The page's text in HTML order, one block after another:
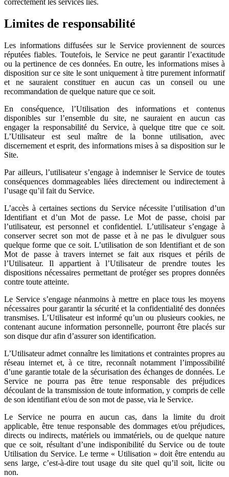
Limites de responsabilité
Les informations diffusées sur le Service proviennent de sources
réputées fiables. Toutefois, le Service ne peut garantir l’exactitude
ou la pertinence de ces données. En outre, les informations mises à
disposition sur ce site le sont uniquement à titre purement informatif
et ne sauraient constituer en aucun cas un conseil ou une
recommandation de quelque nature que ce soit.
En conséquence, l’Utilisation des informations et contenus
disponibles sur l’ensemble du site, ne sauraient en aucun cas
engager la responsabilité du Service, à quelque titre que ce soit.
L’Utilisateur est seul maître de la bonne utilisation, avec
discernement et esprit, des informations mises à sa disposition sur le
Site.
Par ailleurs, l’utilisateur s’engage à indemniser le Service de toutes
conséquences dommageables liées directement ou indirectement à
l’usage qu’il fait du Service.
L’accès à certaines sections du Service nécessite l’utilisation d’un
Identifiant et d’un Mot de passe. Le Mot de passe, choisi par
l’utilisateur, est personnel et confidentiel. L’utilisateur s’engage à
conserver secret son mot de passe et à ne pas le divulguer sous
quelque forme que ce soit. L’utilisation de son Identifiant et de son
Mot de passe à travers internet se fait aux risques et périls de
l’Utilisateur. Il appartient à l’Utilisateur de prendre toutes les
dispositions nécessaires permettant de protéger ses propres données
contre toute atteinte.
Le Service s’engage néanmoins à mettre en place tous les moyens
nécessaires pour garantir la sécurité et la confidentialité des données
transmises. L’Utilisateur est informé qu’un ou plusieurs cookies, ne
contenant aucune information personnelle, pourront être placés sur
son disque dur afin d’assurer son identification.
L’Utilisateur admet connaître les limitations et contraintes propres au
réseau internet et, à ce titre, reconnaît notamment l’impossibilité
d’une garantie totale de la sécurisation des échanges de données. Le
Service ne pourra pas être tenue responsable des préjudices
découlant de la transmission de toute information, y compris de celle
de son identifiant et/ou de son mot de passe, via le Service.
Le Service ne pourra en aucun cas, dans la limite du droit
applicable, être tenue responsable des dommages et/ou préjudices,
directs ou indirects, matériels ou immatériels, ou de quelque nature
que ce soit, résultant d’une indisponibilité du Service ou de toute
Utilisation du Service. Le terme « Utilisation » doit être entendu au
sens large, c’est-à-dire tout usage du site quel qu’il soit, licite ou
non.